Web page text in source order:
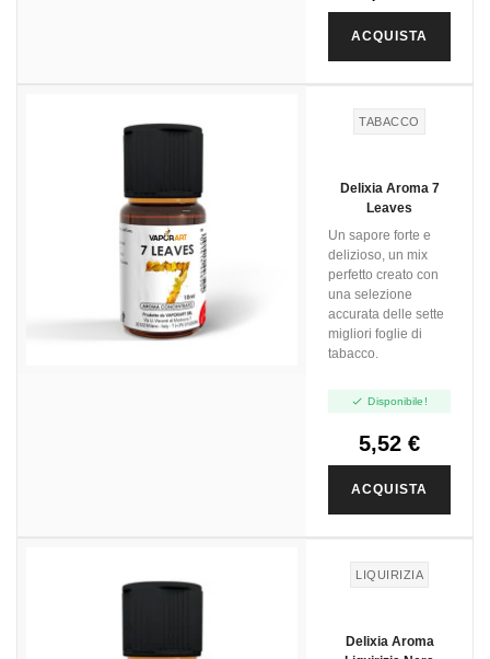
ACQUISTA
TABACCO
Delixia Aroma 7
Leaves
Un sapore forte e
delizioso, un mix
perfetto creato con
una selezione
accurata delle sette
migliori foglie di
tabacco.
 Disponibile!
5,52 €
ACQUISTA
LIQUIRIZIA
Delixia Aroma